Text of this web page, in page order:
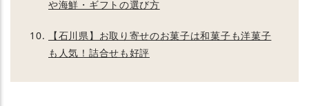
や海鮮・ギフトの選び方
【石川県】お取り寄せのお菓子は和菓子も洋菓子
も人気！詰合せも好評